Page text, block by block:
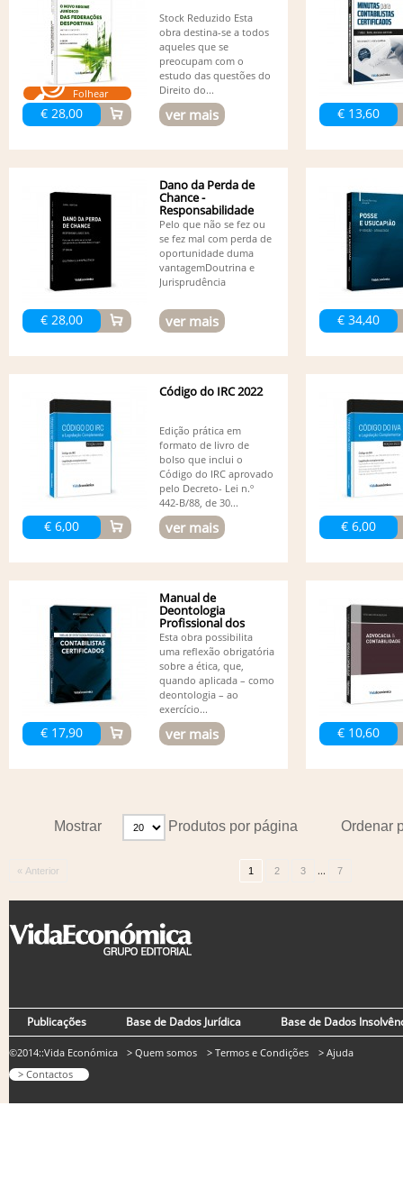
Folhear
€ 28,00
Stock Reduzido Esta
obra destina-se a todos
aqueles que se
preocupam com o
estudo das questões do
Direito do...
ver mais € 13,60
€ 28,00
Dano da Perda de
Chance -
Responsabilidade
Civil - 3ª edição
Pelo que não se fez ou
se fez mal com perda de
oportunidade duma
vantagemDoutrina e
Jurisprudência
ver mais € 34,40
€ 6,00
Código do IRC 2022
Edição prática em
formato de livro de
bolso que inclui o
Código do IRC aprovado
pelo Decreto- Lei n.º
442-B/88, de 30...
ver mais € 6,00
€ 17,90
Manual de
Deontologia
Profissional dos
Contabilistas...
Esta obra possibilita
uma reflexão obrigatória
sobre a ética, que,
quando aplicada – como
deontologia – ao
exercício...
ver mais € 10,60
Ordenar
Mostrar Produtos por página
« Anterior 1 2 3 ... 7
Publicações Base de Dados Jurídica Base de Dados
©2014::Vida Económica
> Contactos
> Quem somos > Termos e Condições > Ajuda